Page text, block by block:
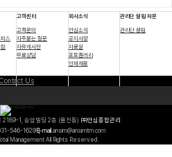
스
고객센터
고객문의
자주묻는 질문
자유게시판
무료상담
회사소식
안심소식
공지사항
자료실
포토갤러리
인재채용
관리단 설립 자문
관리단 설립
Contact Us
2189-1, 송암빌딩 2층 (율전동) ㈜안심종합관리
546-1629E-mail.ansim@ansimtm.com
Management All Rights Reserved.